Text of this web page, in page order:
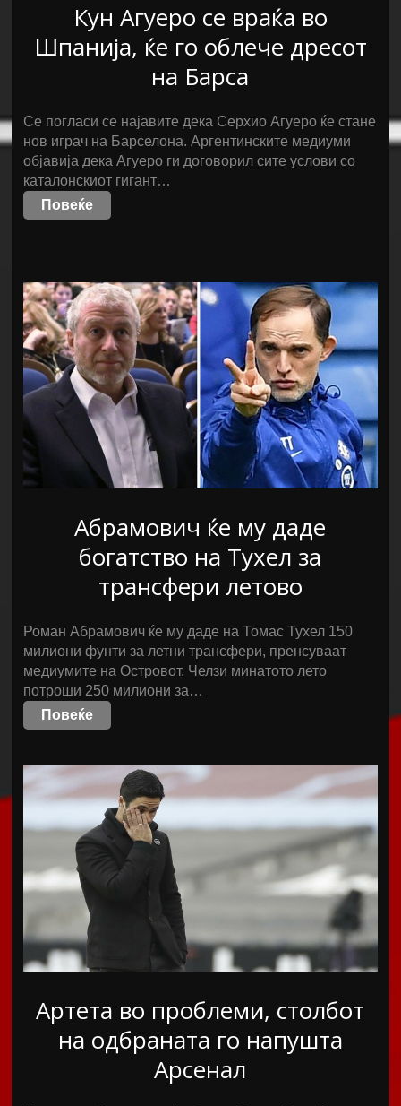
Кун Агуеро се враќа во
Шпанија, ќе го облече дресот
на Барса
Се погласи се најавите дека Серхио Агуеро ќе стане
нов играч на Барселона. Аргентинските медиуми
објавија дека Агуеро ги договорил сите услови со
каталонскиот гигант…
Повеќе
Абрамович ќе му даде
богатство на Тухел за
трансфери летово
Роман Абрамович ќе му даде на Томас Тухел 150
милиони фунти за летни трансфери, пренсуваат
медиумите на Островот. Челзи минатото лето
потроши 250 милиони за…
Повеќе
Артета во проблеми, столбот
на одбраната го напушта
Арсенал